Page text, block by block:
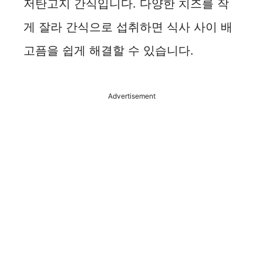
저탄고지 간식입니다. 다양한 치즈를 작
게 잘라 간식으로 섭취하면 식사 사이 배
고픔을 쉽게 해결할 수 있습니다.
Advertisement